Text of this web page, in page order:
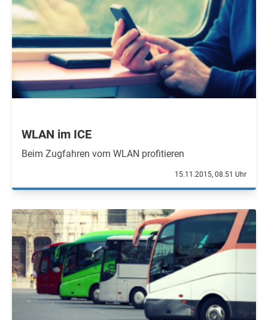
WLAN im ICE
Beim Zugfahren vom WLAN profitieren
15.11.2015, 08.51 Uhr